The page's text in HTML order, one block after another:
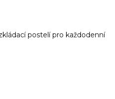
postelí pro každodenní